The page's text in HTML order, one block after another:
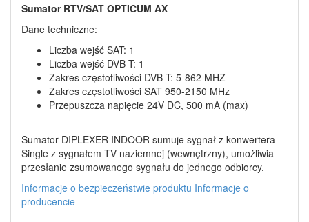
Sumator RTV/SAT OPTICUM AX
Dane techniczne:
Liczba wejść SAT: 1
Liczba wejść DVB-T: 1
Zakres częstotliwości DVB-T: 5-862 MHZ
Zakres częstotliwości SAT 950-2150 MHz
Przepuszcza napięcie 24V DC, 500 mA (max)
Sumator DIPLEXER INDOOR sumuje sygnał z konwertera
Single z sygnałem TV naziemnej (wewnętrzny), umożliwia
przesłanie zsumowanego sygnału do jednego odbiorcy.
Informacje o bezpieczeństwie produktu Informacje o
producencie